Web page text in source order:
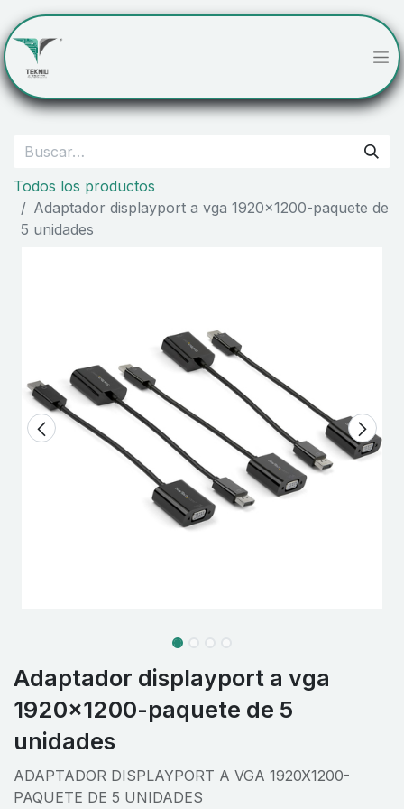
Todos los productos
Adaptador displayport a vga 1920x1200-paquete de
5 unidades
Adaptador displayport a vga
1920x1200-paquete de 5
unidades
ADAPTADOR DISPLAYPORT A VGA 1920X1200-
PAQUETE DE 5 UNIDADES